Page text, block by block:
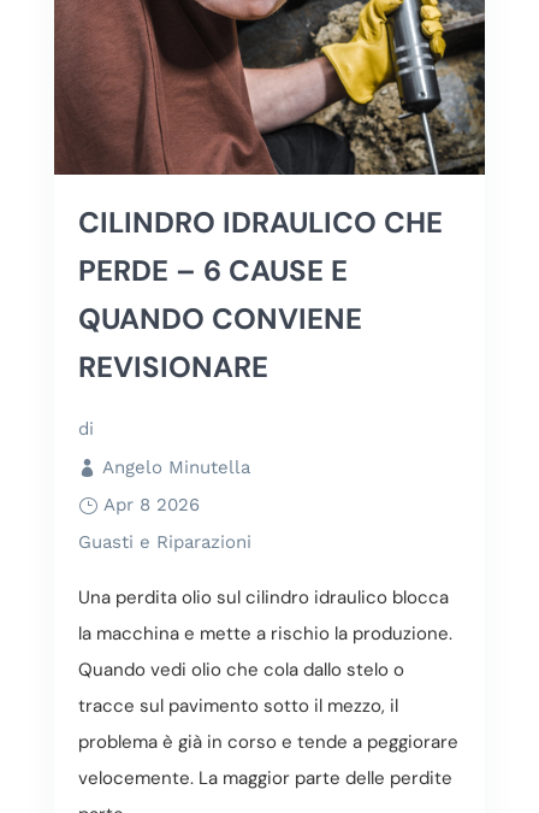
CILINDRO IDRAULICO CHE
PERDE – 6 CAUSE E
QUANDO CONVIENE
REVISIONARE
di
Angelo Minutella
Apr 8 2026
Guasti e Riparazioni
Una perdita olio sul cilindro idraulico blocca
la macchina e mette a rischio la produzione.
Quando vedi olio che cola dallo stelo o
tracce sul pavimento sotto il mezzo, il
problema è già in corso e tende a peggiorare
velocemente. La maggior parte delle perdite